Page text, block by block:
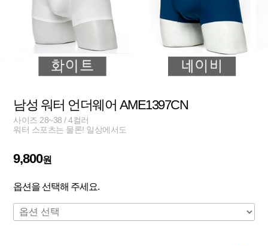
남성 워터 언더웨어 AME1397CN
사이즈 28~38 / 4컬러
워터 스포츠는 물론! 일상에서도
9,800원
옵션을 선택해 주세요.